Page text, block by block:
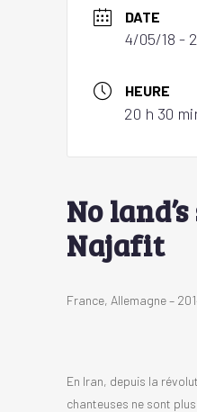
DATE
4/05/18 -
HEURE
20 h 30
No
Najafit
France, Allemagne –
En Iran, depuis la
chanteuses ne sont